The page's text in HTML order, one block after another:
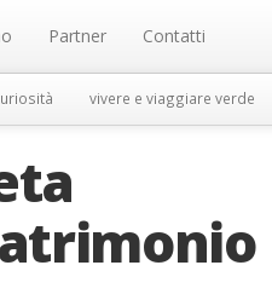
Partner Contatti
vivere e viaggiare verde